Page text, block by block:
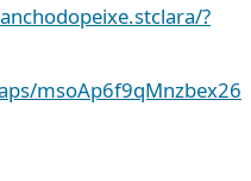
?
msoAp6f9qMnzbex26